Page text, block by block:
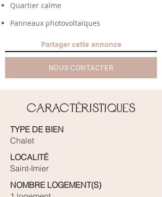
Quartier calme
Panneaux photovoltaïques
Partager cette annonce
NOUS CONTACTER
Caractéristiques
TYPE DE BIEN
Chalet
LOCALITÉ
Saint-Imier
NOMBRE LOGEMENT(S)